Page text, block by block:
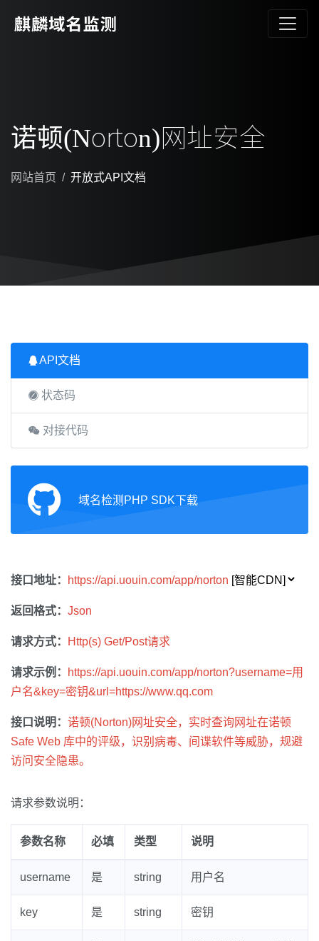
诺顿(Norton)网址安全
网站首页 开放式API文档
API文档
状态码
对接代码
域名检测PHP SDK下载
接口地址： https://api.uouin.com/app/norton
返回格式： Json
请求方式： Http(s) Get/Post请求
请求示例：
https://api.uouin.com/app/norton?username=用
户名&key=密钥&url=https://www.qq.com
接口说明： 诺顿(Norton)网址安全，实时查询网址在诺顿
Safe Web 库中的评级，识别病毒、间谍软件等威胁，规避
访问安全隐患。
请求参数说明：
参数名称 必填 类型 说明
username 是 string 用户名
key 是 string 密钥